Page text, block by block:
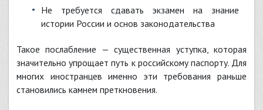
Не требуется сдавать экзамен на знание
истории России и основ законодательства
Такое послабление — существенная уступка, которая
значительно упрощает путь к российскому паспорту. Для
многих иностранцев именно эти требования раньше
становились камнем преткновения.